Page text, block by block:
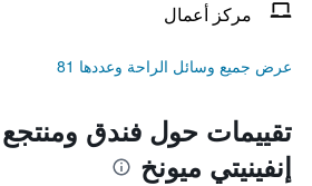
مركز أعمال
عرض جميع وسائل الراحة وعددها 81
تقييمات حول فندق
إنفينيتي ميونخ